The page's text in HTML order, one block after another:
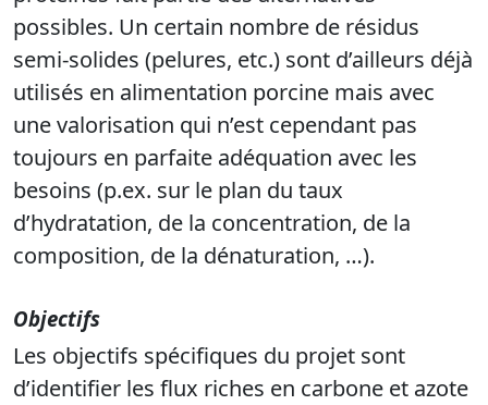
possibles. Un certain nombre de résidus
semi-solides (pelures, etc.) sont d’ailleurs déjà
utilisés en alimentation porcine mais avec
une valorisation qui n’est cependant pas
toujours en parfaite adéquation avec les
besoins (p.ex. sur le plan du taux
d’hydratation, de la concentration, de la
composition, de la dénaturation, …).
Objectifs
Les objectifs spécifiques du projet sont
d’identifier les flux riches en carbone et azote